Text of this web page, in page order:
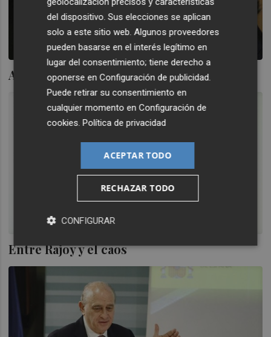
Aprendizaje y legitimidad
Entre Rajoy y el caos
del dispositivo. Sus elecciones se aplican
solo a este sitio web. Algunos proveedores
pueden basarse en el interés legítimo en
lugar del consentimiento; tiene derecho a
oponerse enConfiguración de publicidad.
Puede retirar su consentimiento en
cualquier momento enConfiguración de
cookies.Política de privacidad
ACEPTAR TODO
RECHAZAR TODO
CONFIGURAR